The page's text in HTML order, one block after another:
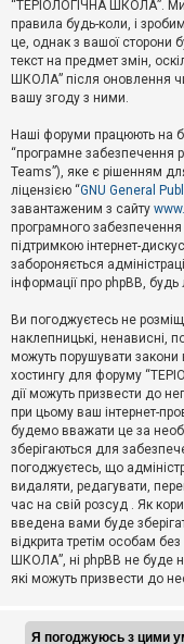
і
д
п
о
в
і
д
й
А
к
т
и
в
н
і
м
и
П
о
ш
у
Д
о
п
о
м
“ТЕРІОЛОГІЧНА ШКОЛА”.
правила будь-коли, і
це, однак з вашої сторони
текст на предмет змін,
ШКОЛА” після оновлення
вашу згоду з ними.
Наші форуми працюють на
“програмне забезпечення
Teams”), яке є рішенням
ліцензією “GNU General
завантаженим з сайту
програмного забезпечення
підтримкою інтернет-
забороняється
інформації про phpBB,
Ви погоджуєтесь не
наклепницькі, ненависні,
можуть порушувати закони
хостингу для форуму
дії можуть призвести до
при цьому ваш інтернет-
будемо вважати це за
зберігаються для
погоджуєтесь, що
видаляти, редагувати,
час на свій розсуд . Як
введена вами буде
відкрита третім особам
ШКОЛА”, ні phpBB не буде
які можуть призвести до